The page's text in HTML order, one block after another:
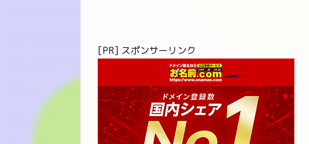
[PR] スポンサーリンク